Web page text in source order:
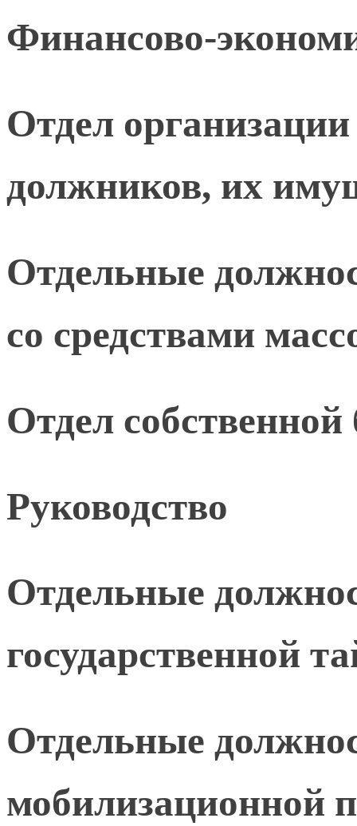
Финансово-
Отдел
должников, их
Отдельные
со средствами
Отдел собственной
Руководство
Отдельные
государственной
Отдельные
мобилизационной